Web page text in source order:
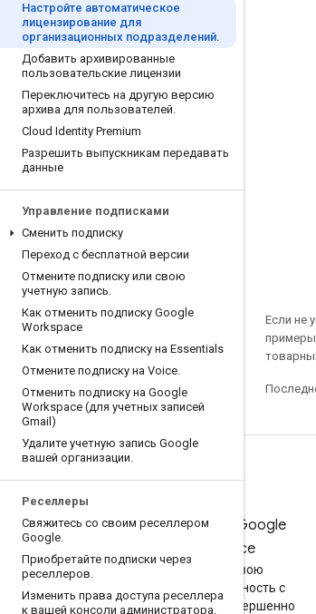
Настройте автоматическое
лицензирование для
организационных подразделений.
Добавить архивированные
пользовательские лицензии
Переключитесь на другую версию
архива для пользователей.
Cloud Identity Premium
Разрешить выпускникам передавать
данные
Управление подписками
Сменить подписку
Переход с бесплатной версии
Отмените подписку или свою
учетную запись.
Как отменить подписку Google
Workspace
Как отменить подписку на Essentials
Отмените подписку на Voice.
Отменить подписку на Google
Workspace (для учетных записей
Gmail)
Удалите учетную запись Google
вашей организации.
Реселлеры
Свяжитесь со своим реселлером
Google.
Приобретайте подписки через
реселлеров.
Изменить права доступа реселлера
к вашей консоли администратора.
Если не
Попробуйте Google
Workspace
Повысьте свою
производительность с
помощью ИИ совершенно